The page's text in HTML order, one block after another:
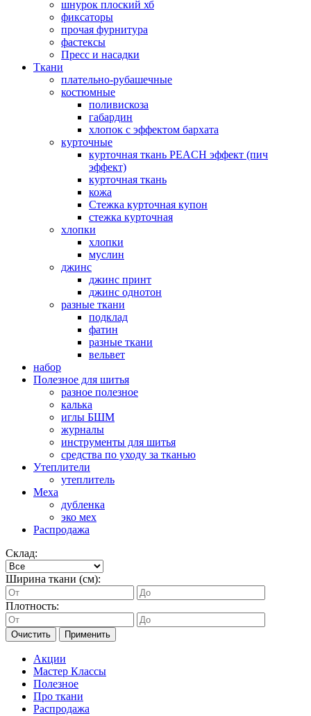
шнурок плоский хб
фиксаторы
прочая фурнитура
фастексы
Пресс и насадки
Ткани
плательно-рубашечные
костюмные
поливискоза
габардин
хлопок с эффектом бархата
курточные
курточная ткань PEACH эффект (пич
эффект)
курточная ткань
кожа
Стежка курточная купон
стежка курточная
хлопки
хлопки
муслин
джинс
джинс принт
джинс однотон
разные ткани
подклад
фатин
разные ткани
вельвет
набор
Полезное для шитья
разное полезное
калька
иглы БШМ
журналы
инструменты для шитья
средства по уходу за тканью
Утеплители
утеплитель
Меха
дубленка
эко мех
Распродажа
Склад:
Ширина ткани (см):
Плотность:
Очистить Применить
Акции
Мастер Классы
Полезное
Про ткани
Распродажа